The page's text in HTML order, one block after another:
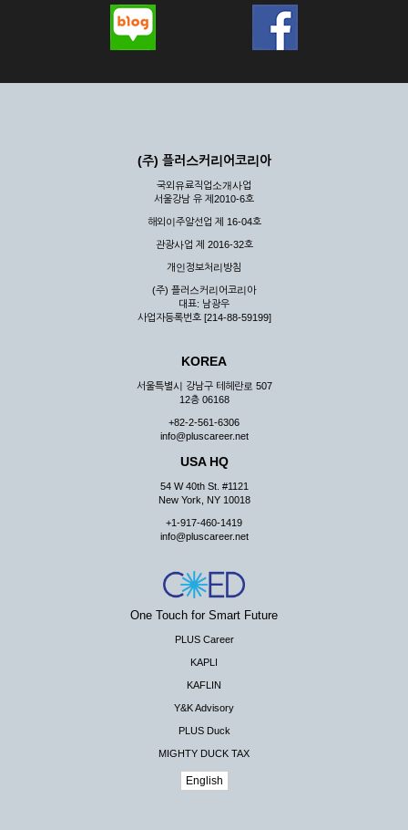
(주) 플러스커리어코리아
국외유료직업소개사업
서울강남 유 제2010-6호
해외이주알선업 제 16-04호
관광사업 제 2016-32호
개인정보처리방침
(주) 플러스커리어코리아
대표: 남광우
사업자등록번호 [214-88-59199]
KOREA
서울특별시 강남구 테헤란로 507
12층 06168
+82-2-561-6306
info@pluscareer.net
USA HQ
54 W 40th St. #1121
New York, NY 10018
+1-917-460-1419
info@pluscareer.net
One Touch for Smart Future
PLUS Career
KAPLI
KAFLIN
Y&K Advisory
PLUS Duck
MIGHTY DUCK TAX
English